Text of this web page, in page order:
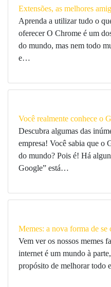
Extensões, as melhores
Aprenda a utilizar tudo o
oferecer O Chrome é um
do mundo, mas nem todo
e…
Você realmente conhece o
Descubra algumas das
empresa! Você sabia que o
do mundo? Pois é! Há
Google” está…
Memes: a nova forma de se
Vem ver os nossos memes
internet é um mundo à
propósito de melhorar todo